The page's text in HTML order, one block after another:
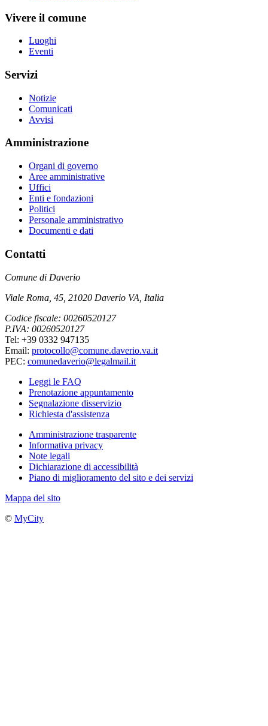
Vivere il comune
Luoghi
Eventi
Servizi
Notizie
Comunicati
Avvisi
Amministrazione
Organi di governo
Aree amministrative
Uffici
Enti e fondazioni
Politici
Personale amministrativo
Documenti e dati
Contatti
Comune di Daverio
Viale Roma, 45, 21020 Daverio VA, Italia
Codice fiscale: 00260520127
P.IVA: 00260520127
Tel: +39 0332 947135
Email: protocollo@comune.daverio.va.it
PEC: comunedaverio@legalmail.it
Leggi le FAQ
Prenotazione appuntamento
Segnalazione disservizio
Richiesta d'assistenza
Amministrazione trasparente
Informativa privacy
Note legali
Dichiarazione di accessibilità
Piano di miglioramento del sito e dei servizi
Mappa del sito
© MyCity